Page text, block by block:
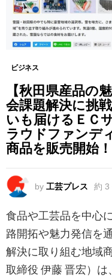
ビジネス
【秋田県産品の
会課題解決に挑
いも届けるＥＣ
ラウドファンデ
商品を販売開始！
by 工芸プレス 約 3
食品や工芸品を中心
路開拓や魅力発信を
解決に取り組む地域
取締役 伊藤 晋宏）